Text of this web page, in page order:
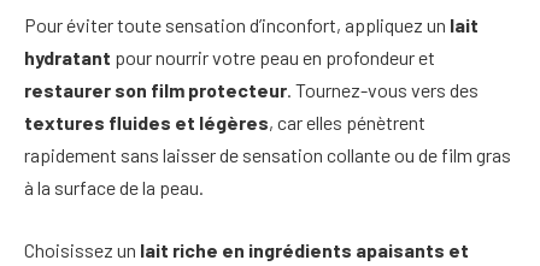
Pour éviter toute sensation d’inconfort, appliquez un lait
hydratant pour nourrir votre peau en profondeur et
restaurer son film protecteur. Tournez-vous vers des
textures fluides et légères, car elles pénètrent
rapidement sans laisser de sensation collante ou de film gras
à la surface de la peau.
Choisissez un lait riche en ingrédients apaisants et